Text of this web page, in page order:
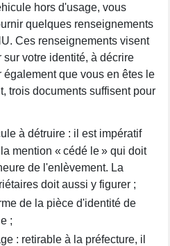
hors d'usage, vous
quelques renseignements
Ces renseignements visent
votre identité, à décrire
que vous en êtes le
trois documents suffisent pour
à détruire : il est impératif
mention « cédé le » qui doit
de l'enlèvement. La
doit aussi y figurer ;
de la pièce d'identité de
;
: retirable à la préfecture, il